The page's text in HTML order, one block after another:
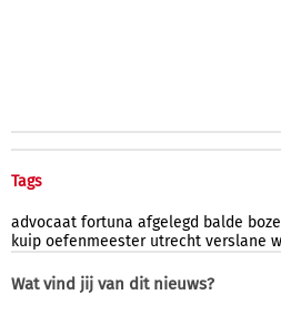
Tags
advocaat fortuna afgelegd balde
kuip oefenmeester utrecht verslane
Wat vind jij van dit nieuws?